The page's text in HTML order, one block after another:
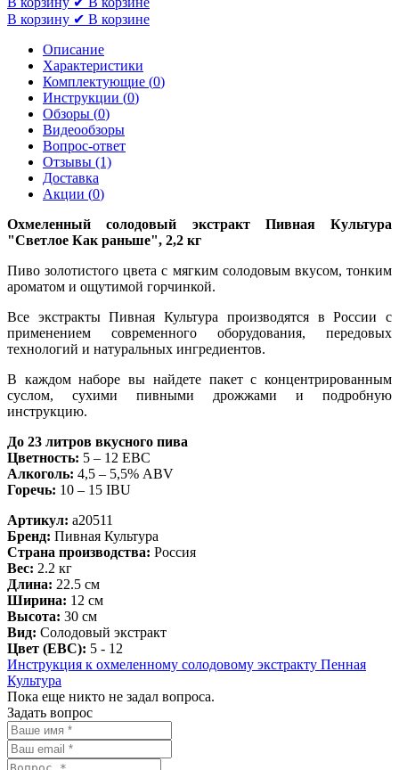
В корзину ✔ В корзине
Описание
Характеристики
Комплектующие (0)
Инструкции (0)
Обзоры (0)
Видеообзоры
Вопрос-ответ
Отзывы (1)
Доставка
Акции (0)
Охмеленный солодовый экстракт Пивная Культура
"Светлое Как раньше", 2,2 кг
Пиво золотистого цвета с мягким солодовым вкусом, тонким
ароматом и ощутимой горчинкой.
Все экстракты Пивная Культура производятся в России с
применением современного оборудования, передовых
технологий и натуральных ингредиентов.
В каждом наборе вы найдете пакет с концентрированным
суслом, сухими пивными дрожжами и подробную
инструкцию.
До 23 литров вкусного пива
Цветность: 5 – 12 EBC
Алкоголь: 4,5 – 5,5% ABV
Горечь: 10 – 15 IBU
Артикул: a20511
Бренд: Пивная Культура
Страна производства: Россия
Вес: 2.2 кг
Длина: 22.5 см
Ширина: 12 см
Высота: 30 см
Вид: Солодовый экстракт
Цвет (EBC): 5 - 12
Инструкция к охмеленному солодовому экстракту Пенная
Культура
Пока еще никто не задал вопроса.
Задать вопрос